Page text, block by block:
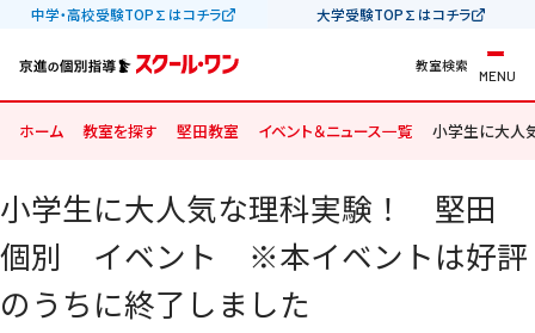
中学・高校受験TOP∑はコチラ 大学受験TOP∑はコチラ
教室検索
MENU
ホーム 教室を探す 堅田教室 イベント＆ニュース一覧 小学生に大
小学生に大人気な理科実験！ 堅田
個別 イベント ※本イベントは好評
のうちに終了しました